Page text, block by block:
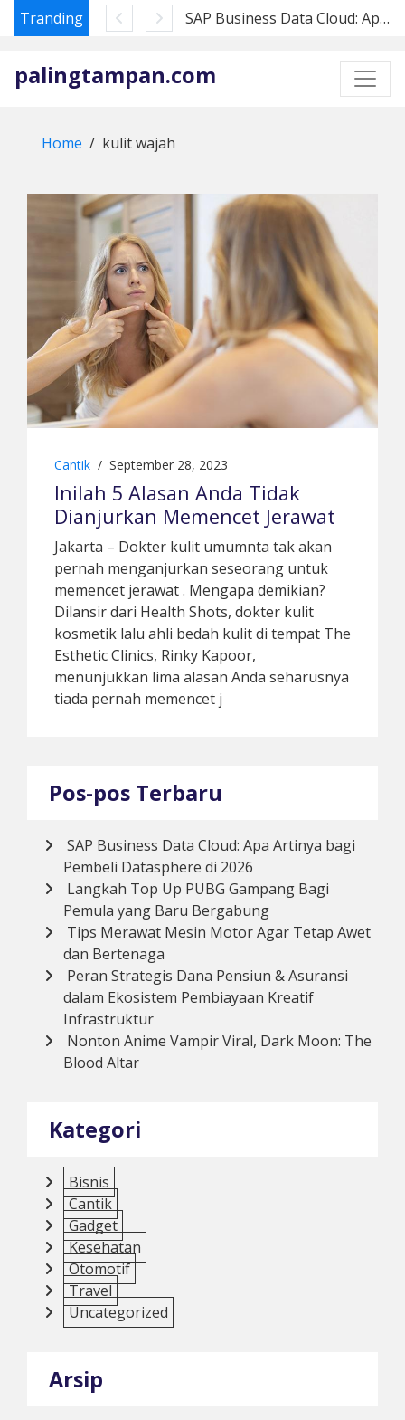
Skip
content
Tranding SAP Business Data Cloud: Apa Artinya bagi Pembeli Datasphere di 2026
palingtampan.com
Home kulit wajah
Cantik / September 28, 2023
Inilah 5 Alasan Anda Tidak
Dianjurkan Memencet Jerawat
Jakarta – Dokter kulit umumnta tak akan
pernah menganjurkan seseorang untuk
memencet jerawat . Mengapa demikian?
Dilansir dari Health Shots, dokter kulit
kosmetik lalu ahli bedah kulit di tempat The
Esthetic Clinics, Rinky Kapoor,
menunjukkan lima alasan Anda seharusnya
tiada pernah memencet j
Pos-pos Terbaru
SAP Business Data Cloud: Apa Artinya bagi
Pembeli Datasphere di 2026
Langkah Top Up PUBG Gampang Bagi
Pemula yang Baru Bergabung
Tips Merawat Mesin Motor Agar Tetap Awet
dan Bertenaga
Peran Strategis Dana Pensiun & Asuransi
dalam Ekosistem Pembiayaan Kreatif
Infrastruktur
Nonton Anime Vampir Viral, Dark Moon: The
Blood Altar
Kategori
Bisnis
Cantik
Gadget
Kesehatan
Otomotif
Travel
Uncategorized
Arsip